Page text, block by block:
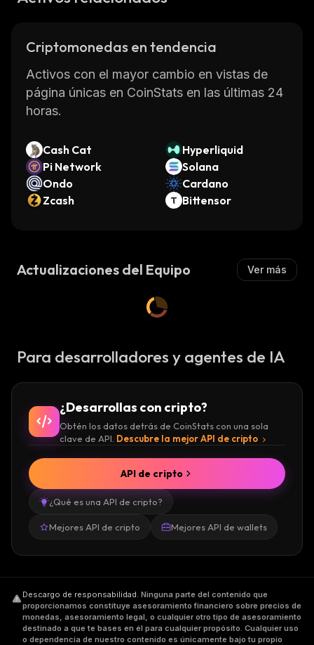
Criptomonedas en tendencia
Activos con el mayor cambio en vistas de
página únicas en CoinStats en las últimas 24
horas.
Cash Cat
Hyperliquid
Pi Network
Solana
Ondo
Cardano
Zcash
Bittensor
Actualizaciones del Equipo Ver más
Para desarrolladores y agentes de IA
¿Desarrollas con cripto?
Obtén los datos detrás de CoinStats con una sola
clave de API. Descubre la mejor API de cripto
¿Qué es una API de cripto?
Mejores API de cripto Mejores API de wallets
API de cripto
Descargo de responsabilidad. Ninguna parte del contenido que
proporcionamos constituye asesoramiento financiero sobre precios de
monedas, asesoramiento legal, o cualquier otro tipo de asesoramiento
destinado a que te bases en él para cualquier propósito. Cualquier uso
o dependencia de nuestro contenido es únicamente bajo tu propio